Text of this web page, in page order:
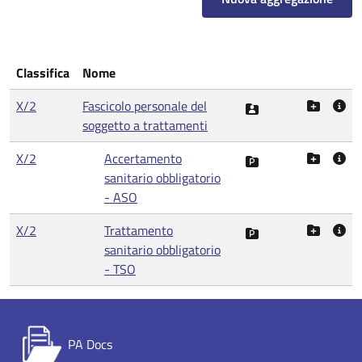
Classifica
Nome
X/2
Fascicolo personale del
soggetto a trattamenti
X/2
Accertamento
sanitario obbligatorio
- ASO
X/2
Trattamento
sanitario obbligatorio
- TSO
PA Docs